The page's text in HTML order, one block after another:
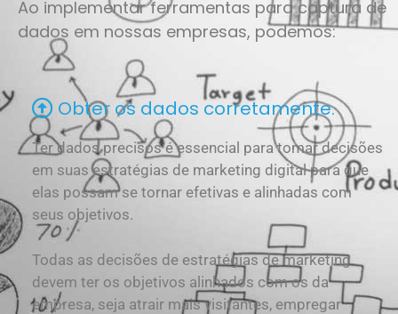
Ao implementar ferramentas para captura de
dados em nossas empresas, podemos:
Obter os dados corretamente.
Ter dados precisos é essencial para tomar decisões
em suas estratégias de marketing digital para que
elas possam se tornar efetivas e alinhadas com
seus objetivos.
Todas as decisões de estratégias de marketing
devem ter os objetivos alinhados com os da
empresa, seja atrair mais visitantes, empregar